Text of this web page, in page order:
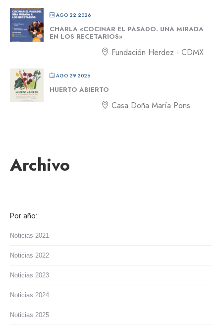
AGO 22 2026
CHARLA «COCINAR EL PASADO. UNA MIRADA
EN LOS RECETARIOS»
Fundación Herdez - CDMX
AGO 29 2026
HUERTO ABIERTO
Casa Doña María Pons
Archivo
Por año:
Noticias 2021
Noticias 2022
Noticias 2023
Noticias 2024
Noticias 2025